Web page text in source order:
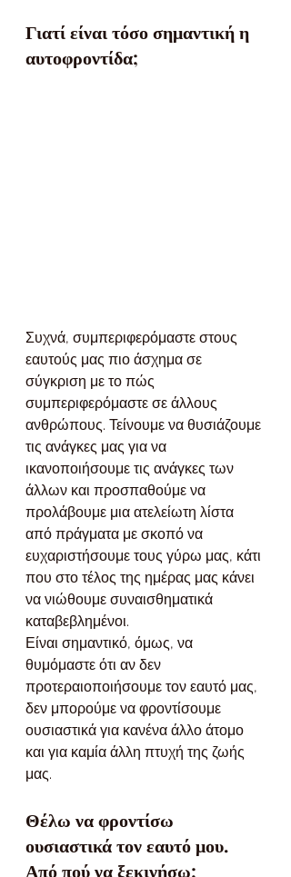
Γιατί είναι τόσο σημαντική η
αυτοφροντίδα;
Συχνά, συμπεριφερόμαστε στους
εαυτούς μας πιο άσχημα σε
σύγκριση με το πώς
συμπεριφερόμαστε σε άλλους
ανθρώπους. Τείνουμε να θυσιάζουμε
τις ανάγκες μας για να
ικανοποιήσουμε τις ανάγκες των
άλλων και προσπαθούμε να
προλάβουμε μια ατελείωτη λίστα
από πράγματα με σκοπό να
ευχαριστήσουμε τους γύρω μας, κάτι
που στο τέλος της ημέρας μας κάνει
να νιώθουμε συναισθηματικά
καταβεβλημένοι.
Είναι σημαντικό, όμως, να
θυμόμαστε ότι αν δεν
προτεραιοποιήσουμε τον εαυτό μας,
δεν μπορούμε να φροντίσουμε
ουσιαστικά για κανένα άλλο άτομο
και για καμία άλλη πτυχή της ζωής
μας.
Θέλω να φροντίσω
ουσιαστικά τον εαυτό μου.
Από πού να ξεκινήσω;